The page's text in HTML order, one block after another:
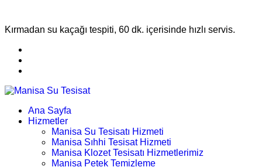
Kırmadan su kaçağı tespiti, 60 dk. içerisinde hızlı servis.
Ana Sayfa
Hizmetler
Manisa Su Tesisatı Hizmeti
Manisa Sıhhi Tesisat Hizmeti
Manisa Klozet Tesisatı Hizmetlerimiz
Manisa Petek Temizleme